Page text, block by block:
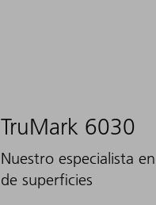
TruMark 6030
Nuestro especialista
de superficies